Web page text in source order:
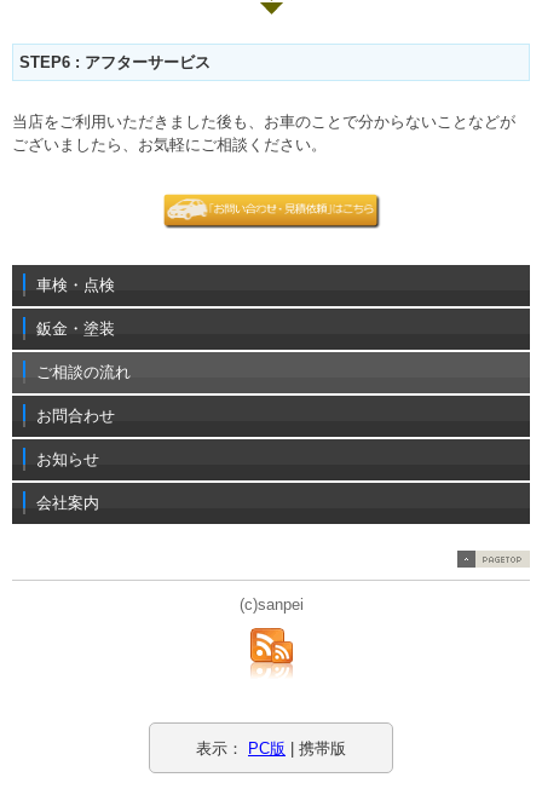
STEP6 : アフターサービス
当店をご利用いただきました後も、お車のことで分からないことなどが
ございましたら、お気軽にご相談ください。
車検・点検
鈑金・塗装
ご相談の流れ
お問合わせ
お知らせ
会社案内
(c)sanpei
表示： PC版 | 携帯版